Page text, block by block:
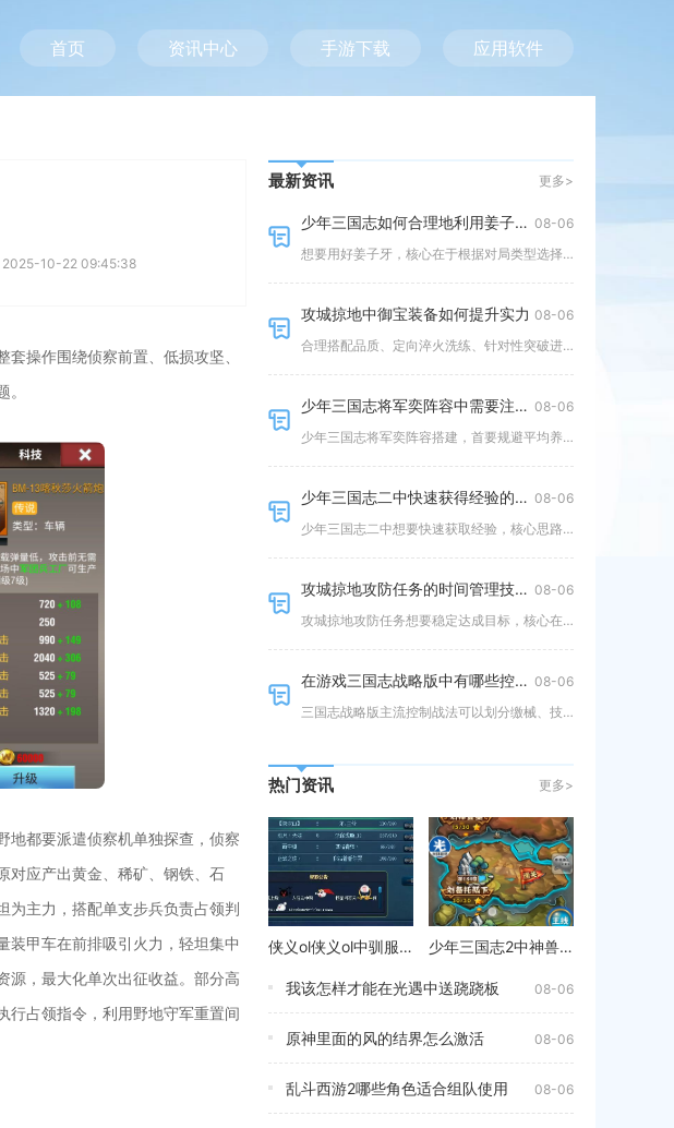
首页 资讯中心 手游下载 应用软件
2025-10-22 09:45:38
操作围绕侦察前置、低损攻坚、
地都要派遣侦察机单独探查，侦察
对应产出黄金、稀矿、钢铁、石
为主力，搭配单支步兵负责占领判
装甲车在前排吸引火力，轻坦集中
源，最大化单次出征收益。部分高
行占领指令，利用野地守军重置间
最新资讯 更多>
少年三国志如何合理地利用姜子牙的搭配技巧 08-06
想要用好姜子牙，核心在于根据对局类型选择站位，围绕技能机制匹配武将、神兵与配饰，理顺队伍出手顺序，把控制、增伤、续航三者
攻城掠地中御宝装备如何提升实力 08-06
合理搭配品质、定向淬火洗练、针对性突破进阶并匹配武将定位，能够依靠御宝装备全方位拉高武将攻防血量、特殊战法抗性与斩杀破甲
少年三国志将军奕阵容中需要注意哪些问题 08-06
少年三国志将军奕阵容搭建，首要规避平均养成、忽视兵种克制、站位固化三大问题，想要稳定通关各类关卡，必须围绕兵种搭配、资源
少年三国志二中快速获得经验的方法有哪些 08-06
少年三国志二中想要快速获取经验，核心思路是优先推进主线副本、高效利用体力扫荡，搭配每日任务、军团玩法与经验副本稳定获取收
攻城掠地攻防任务的时间管理技巧有哪些 08-06
攻城掠地攻防任务想要稳定达成目标，核心在于战前布局、战时节奏把控与资源错峰调配，避免兵力分散、无效往返造成推进停滞。攻防
在游戏三国志战略版中有哪些控制战法可以实施 08-06
三国志战略版主流控制战法可以划分缴械、技穷、震慑、虚弱、混乱、嘲讽六大体系，不同控制机制拥有专属克制目标，开荒、社稷兵书
热门资讯 更多>
侠义ol侠义ol中驯服野生马需要注意哪些技巧 少年三国志2中神兽怎么合成呢
我该怎样才能在光遇中送跷跷板 08-06
原神里面的风的结界怎么激活 08-06
乱斗西游2哪些角色适合组队使用 08-06